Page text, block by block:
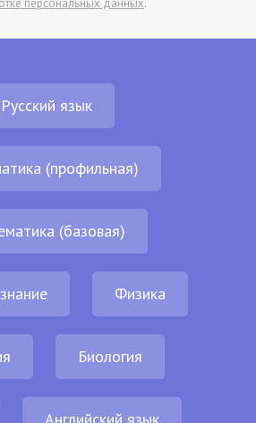
Русский язык
(профильная)
(базовая)
Физика
Биология
Английский язык